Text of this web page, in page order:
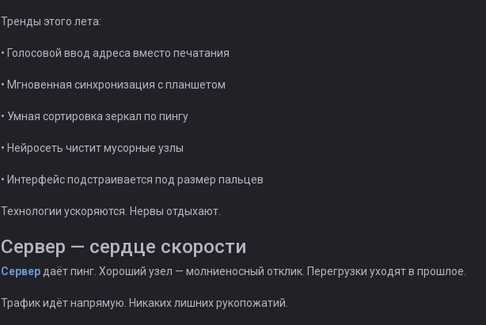
Тренды этого лета:
• Голосовой ввод адреса вместо печатания
• Мгновенная синхронизация с планшетом
• Умная сортировка зеркал по пингу
• Нейросеть чистит мусорные узлы
• Интерфейс подстраивается под размер пальцев
Технологии ускоряются. Нервы отдыхают.
Сервер — сердце скорости
Сервер даёт пинг. Хороший узел — молниеносный отклик. Перегрузки уходят в прошлое.
Трафик идёт напрямую. Никаких лишних рукопожатий.